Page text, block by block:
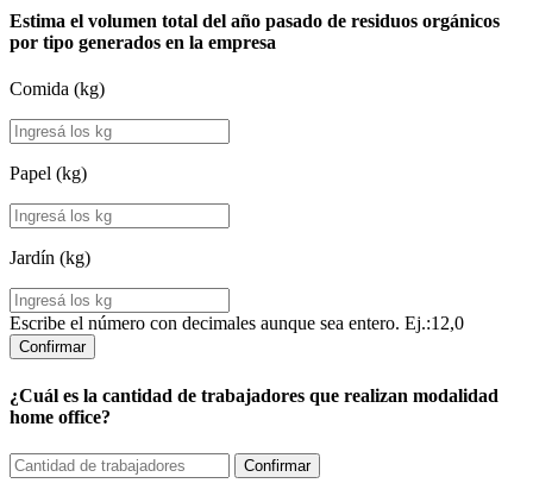
Estima el volumen total del año pasado de residuos orgánicos
por tipo generados en la empresa
Comida (kg)
Papel (kg)
Jardín (kg)
Escribe el número con decimales aunque sea entero. Ej.:12,0
Confirmar
¿Cuál es la cantidad de trabajadores que realizan modalidad
home office?
Confirmar